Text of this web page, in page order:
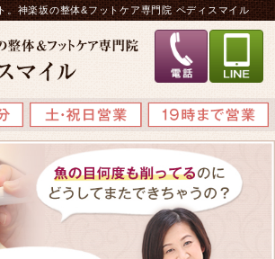
。神楽坂の整体&フットケア専門院 ペディスマイル